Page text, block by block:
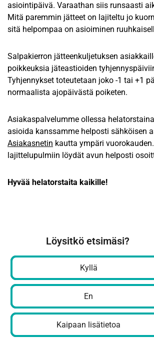
asiointipäivä. Varaathan siis runsaasti
Mitä paremmin jätteet on lajiteltu jo
sitä helpompaa on asioiminen
Salpakierron jätteenkuljetuksen
poikkeuksia jäteastioiden
Tyhjennykset toteutetaan joko -1 tai +1
normaalista ajopäivästä poiketen.
Asiakaspalvelumme ollessa
asioida kanssamme helposti sähköisen
Asiakasnetin kautta ympäri
lajittelupulmiin löydät avun helposti
Hyvää helatorstaita kaikille!
Löysitkö etsimäsi?
Kyllä
En
Kaipaan lisätietoa